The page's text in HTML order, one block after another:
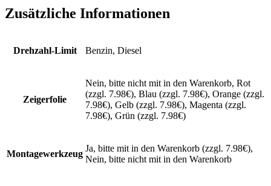
Zusätzliche Informationen
Drehzahl-Limit Benzin, Diesel
Zeigerfolie
Nein, bitte nicht mit in den Warenkorb, Rot
(zzgl. 7.98€), Blau (zzgl. 7.98€), Orange (zzgl.
7.98€), Gelb (zzgl. 7.98€), Magenta (zzgl.
7.98€), Grün (zzgl. 7.98€)
Montagewerkzeug
Ja, bitte mit in den Warenkorb (zzgl. 7.98€),
Nein, bitte nicht mit in den Warenkorb